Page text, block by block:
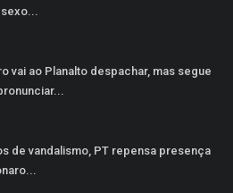
vai ao Planalto despachar, mas segue
de vandalismo, PT repensa presença